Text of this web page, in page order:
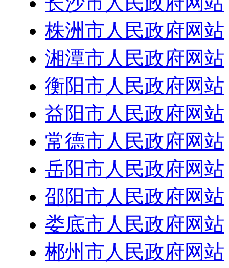
株洲市人民政府网站
湘潭市人民政府网站
衡阳市人民政府网站
益阳市人民政府网站
常德市人民政府网站
岳阳市人民政府网站
邵阳市人民政府网站
娄底市人民政府网站
郴州市人民政府网站